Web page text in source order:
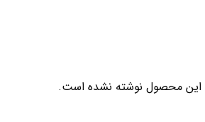
محصول نوشته نشده است.